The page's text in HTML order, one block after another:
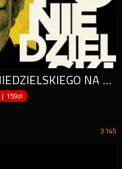
JUBILEUSZ ANDRZEJA PONIEDZIELSKIEGO NA 50 - LECIE PRACY TWÓRCZEJ I 70 - LECIE URODZIN!
|159zł
3 145